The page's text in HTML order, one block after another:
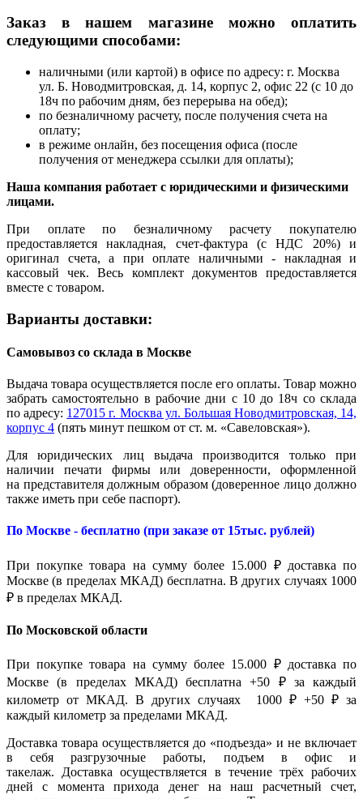
Заказ в нашем магазине можно оплатить
следующими способами:
наличными (или картой) в офисе по адресу: г. Москва
ул. Б. Новодмитровская, д. 14, корпус 2, офис 22 (с 10 до
18ч по рабочим дням, без перерыва на обед);
по безналичному расчету, после получения счета на
оплату;
в режиме онлайн, без посещения офиса (после
получения от менеджера ссылки для оплаты);
Наша компания работает с юридическими и физическими
лицами.
При оплате по безналичному расчету покупателю
предоставляется накладная, счет-фактура (с НДС 20%) и
оригинал счета, а при оплате наличными - накладная и
кассовый чек. Весь комплект документов предоставляется
вместе с товаром.
Варианты доставки:
Самовывоз со склада в Москве
Выдача товара осуществляется после его оплаты. Товар можно
забрать самостоятельно в рабочие дни с 10 до 18ч со склада
по адресу: 127015 г. Москва ул. Большая Новодмитровская, 14,
корпус 4 (пять минут пешком от ст. м. «Савеловская»).
Для юридических лиц выдача производится только при
наличии печати фирмы или доверенности, оформленной
на представителя должным образом (доверенное лицо должно
также иметь при себе паспорт).
По Москве - бесплатно (при заказе от 15тыс. рублей)
При покупке товара на сумму более 15.000 ₽ доставка по
Москве (в пределах МКАД) бесплатна. В других случаях 1000
₽ в пределах МКАД.
По Московской области
При покупке товара на сумму более 15.000 ₽ доставка по
Москве (в пределах МКАД) бесплатна +50 ₽ за каждый
километр от МКАД. В других случаях 1000 ₽ +50 ₽ за
каждый километр за пределами МКАД.
Доставка товара осуществляется до «подъезда» и не включает
в себя разгрузочные работы, подъем в офис и
такелаж. Доставка осуществляется в течение трёх рабочих
дней с момента прихода денег на наш расчетный счет,